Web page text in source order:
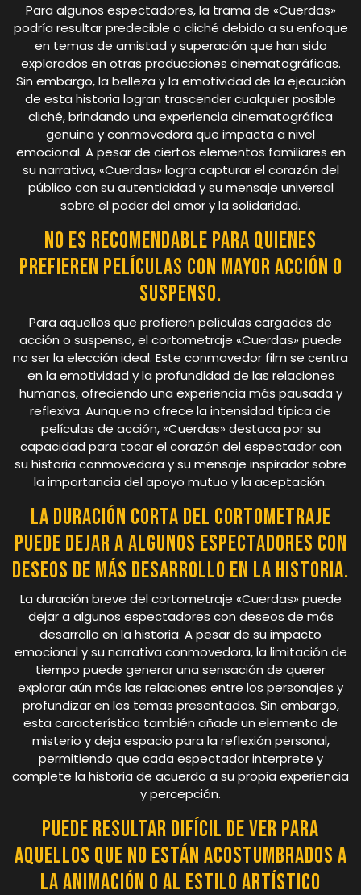
Para algunos espectadores, la trama de «Cuerdas»
podría resultar predecible o cliché debido a su enfoque
en temas de amistad y superación que han sido
explorados en otras producciones cinematográficas.
Sin embargo, la belleza y la emotividad de la ejecución
de esta historia logran trascender cualquier posible
cliché, brindando una experiencia cinematográfica
genuina y conmovedora que impacta a nivel
emocional. A pesar de ciertos elementos familiares en
su narrativa, «Cuerdas» logra capturar el corazón del
público con su autenticidad y su mensaje universal
sobre el poder del amor y la solidaridad.
No es recomendable para quienes
prefieren películas con mayor acción o
suspenso.
Para aquellos que prefieren películas cargadas de
acción o suspenso, el cortometraje «Cuerdas» puede
no ser la elección ideal. Este conmovedor film se centra
en la emotividad y la profundidad de las relaciones
humanas, ofreciendo una experiencia más pausada y
reflexiva. Aunque no ofrece la intensidad típica de
películas de acción, «Cuerdas» destaca por su
capacidad para tocar el corazón del espectador con
su historia conmovedora y su mensaje inspirador sobre
la importancia del apoyo mutuo y la aceptación.
La duración corta del cortometraje
puede dejar a algunos espectadores con
deseos de más desarrollo en la historia.
La duración breve del cortometraje «Cuerdas» puede
dejar a algunos espectadores con deseos de más
desarrollo en la historia. A pesar de su impacto
emocional y su narrativa conmovedora, la limitación de
tiempo puede generar una sensación de querer
explorar aún más las relaciones entre los personajes y
profundizar en los temas presentados. Sin embargo,
esta característica también añade un elemento de
misterio y deja espacio para la reflexión personal,
permitiendo que cada espectador interprete y
complete la historia de acuerdo a su propia experiencia
y percepción.
Puede resultar difícil de ver para
aquellos que no están acostumbrados a
la animación o al estilo artístico